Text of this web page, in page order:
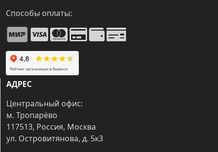
Способы оплаты:
АДРЕС
Центральный офис:
м. Тропарёво
117513, Россия, Москва
ул. Островитянова, д. 5к3